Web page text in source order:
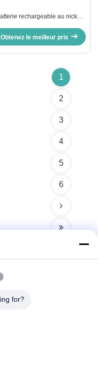
rechargeable au nickel
Nimh Pack de batterie RoHS
Obtenez le meilleur prix
1
2
3
4
5
6
for?